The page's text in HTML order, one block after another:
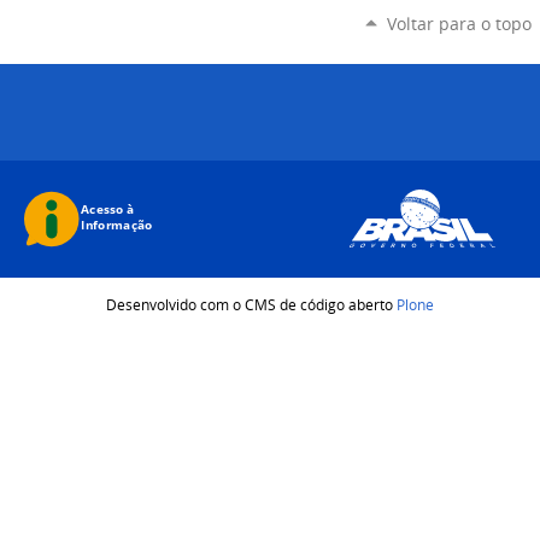
Voltar para o topo
Desenvolvido com o CMS de código aberto Plone